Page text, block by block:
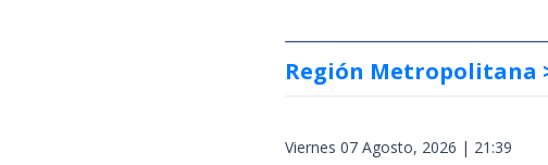
Región Metropolitana
Viernes 07 Agosto, 2026 | 21:39